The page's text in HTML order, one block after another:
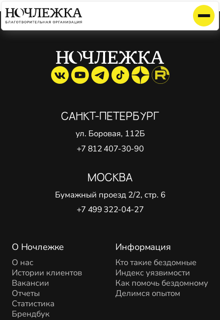
Элемент не найден!
О Ночлежке
О нас
Истории клиентов
Вакансии
Отчеты
Статистика
Брендбук
Информация
Кто такие бездомные
Индекс уязвимости
Как помочь бездомному
Делимся опытом
САНКТ-ПЕТЕРБУРГ
ул. Боровая, 112Б
+7 812 407-30-90
МОСКВА
Бумажный проезд 2/2, стр. 6
+7 499 322-04-27